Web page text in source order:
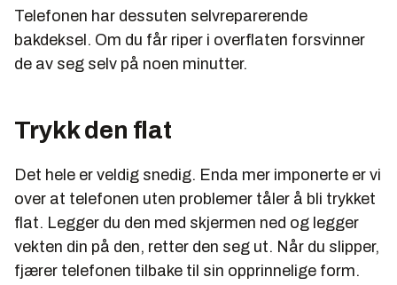
Telefonen har dessuten selvreparerende
bakdeksel. Om du får riper i overflaten forsvinner
de av seg selv på noen minutter.
Trykk den flat
Det hele er veldig snedig. Enda mer imponerte er vi
over at telefonen uten problemer tåler å bli trykket
flat. Legger du den med skjermen ned og legger
vekten din på den, retter den seg ut. Når du slipper,
fjærer telefonen tilbake til sin opprinnelige form.